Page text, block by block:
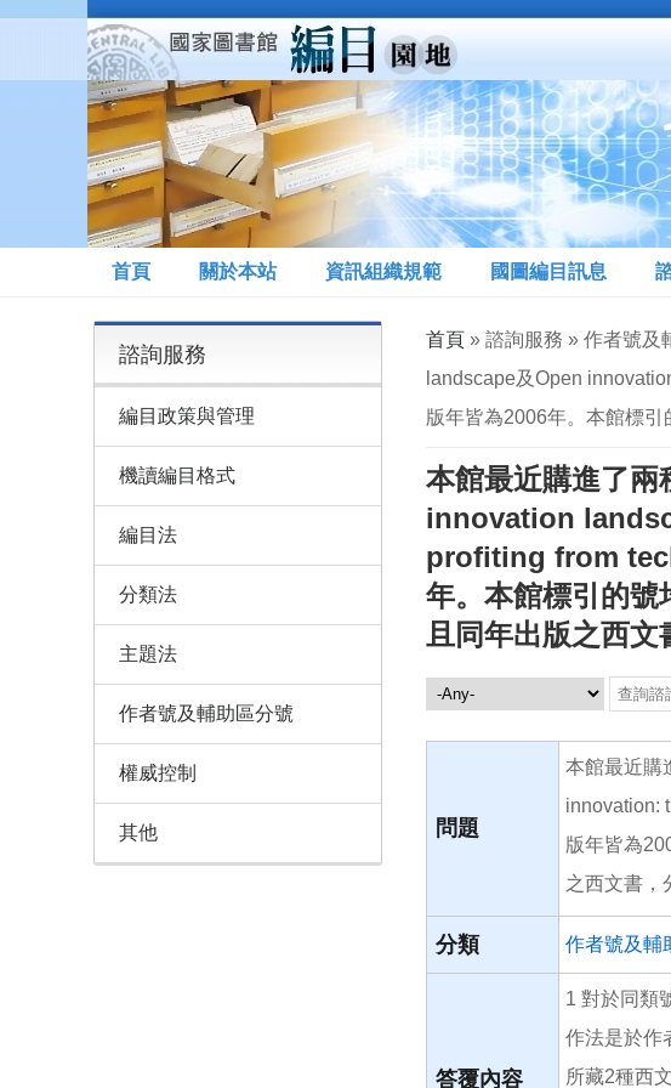
移至主內容
首頁 關於本站 資訊組織規範 國圖編目訊息
您在這裡
首頁» 諮詢服務 » 作者號及
landscape及Open
版年皆為2006年。本館標引
本館最近購進了
innovation
profiting from
年。本館標引的號
且同年出版之西文
諮詢服務
問題
本館最近購
innovation:
版年皆為
之西文書，
分類 作者號及輔
答覆內容
1 對於同類
作法是於作
所藏2種西
諮詢服務
編目政策與管理
機讀編目格式
編目法
分類法
主題法
作者號及輔助區分號
權威控制
其他